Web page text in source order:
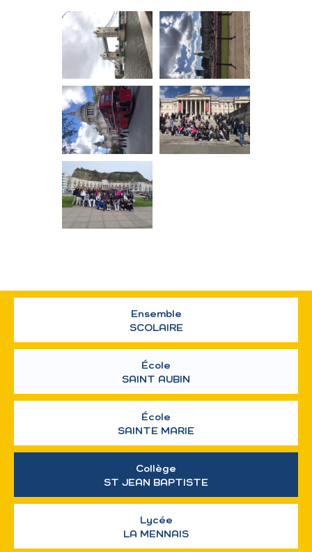
Ensemble
SCOLAIRE
École
SAINT AUBIN
École
SAINTE MARIE
Collège
ST JEAN BAPTISTE
Lycée
LA MENNAIS